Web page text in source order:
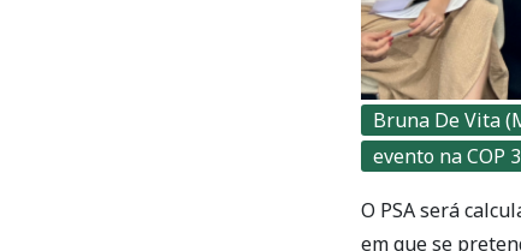
Bruna De Vita
evento na COP
O PSA será
em que se